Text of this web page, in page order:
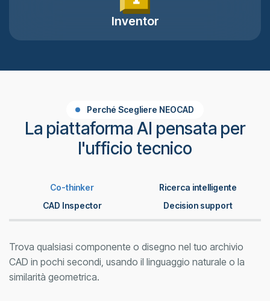
Inventor
Perché Scegliere NEOCAD
La piattaforma AI pensata per
l'ufficio tecnico
Co-thinker
Ricerca intelligente
CAD Inspector
Decision support
Trova qualsiasi componente o disegno nel tuo archivio
CAD in pochi secondi, usando il linguaggio naturale o la
similarità geometrica.